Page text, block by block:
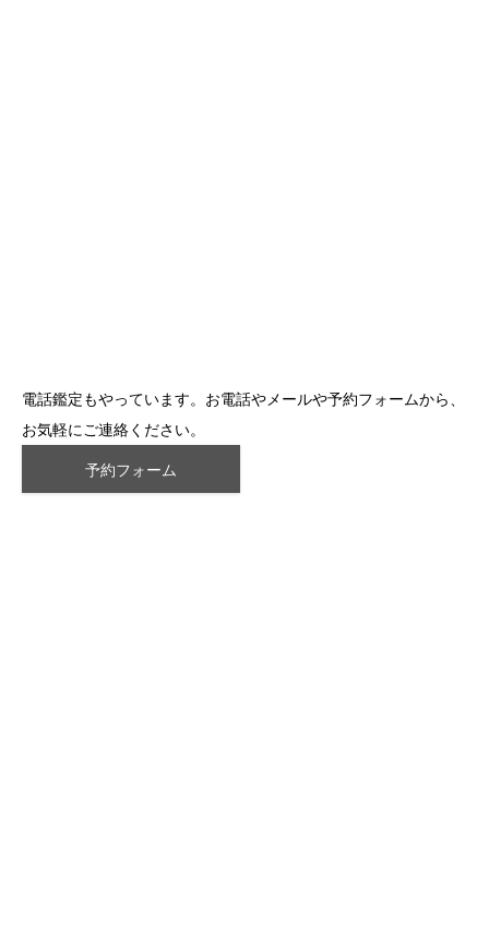
電話鑑定もやっています。お電話やメールや予約フォームから、
お気軽にご連絡ください。
予約フォーム